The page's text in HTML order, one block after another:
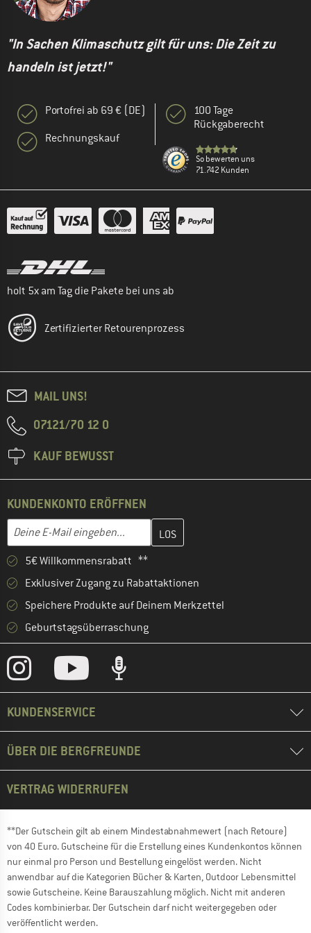
"In Sachen Klimaschutz gilt für uns: Die Zeit zu
handeln ist jetzt!"
Portofrei ab 69 € (DE)
Rechnungskauf
100 Tage
Rückgaberecht
So bewerten uns
71.742 Kunden
holt 5x am Tag die Pakete bei uns ab
Zertifizierter Retourenprozess
MAIL UNS!
07121/70 12 0
KAUF BEWUSST
KUNDENKONTO ERÖFFNEN
E-Mail-Adresse
Gib hier deine E-Mail-Adresse ein und erstelle im nächsten
5€ Willkommensrabatt **
Exklusiver Zugang zu Rabattaktionen
Speichere Produkte auf Deinem Merkzettel
Geburtstagsüberraschung
KUNDENSERVICE
ÜBER DIE BERGFREUNDE
VERTRAG WIDERRUFEN
**Der Gutschein gilt ab einem Mindestabnahmewert (nach Retoure)
von 40 Euro. Gutscheine für die Erstellung eines Kundenkontos können
nur einmal pro Person und Bestellung eingelöst werden. Nicht
anwendbar auf die Kategorien Bücher & Karten, Outdoor Lebensmittel
sowie Gutscheine. Keine Barauszahlung möglich. Nicht mit anderen
Codes kombinierbar. Der Gutschein darf nicht weitergegeben oder
veröffentlicht werden.